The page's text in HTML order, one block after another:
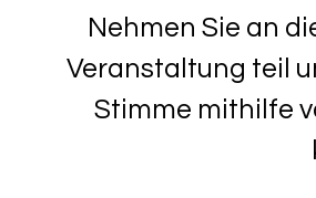
Nehmen Sie an
Veranstaltung teil
Stimme mithilfe